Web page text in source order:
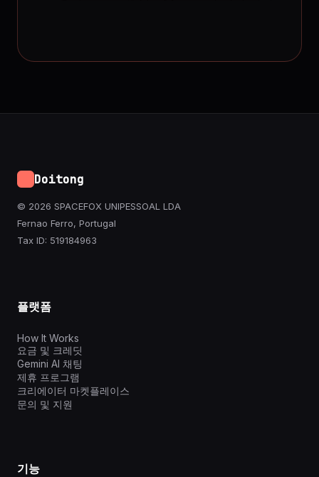
Doitong
© 2026 SPACEFOX UNIPESSOAL LDA
Fernao Ferro, Portugal
Tax ID: 519184963
플랫폼
How It Works
요금 및 크레딧
Gemini AI 채팅
제휴 프로그램
크리에이터 마켓플레이스
문의 및 지원
기능